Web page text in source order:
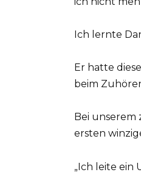
Ich lernte
Er hatte
beim
Bei unserem
ersten
„Ich leite ein